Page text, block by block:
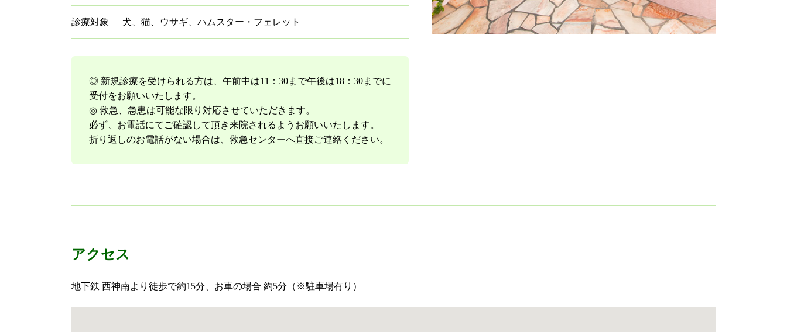
診療対象 犬、猫、ウサギ、ハムスター・フェレット
◎ 新規診療を受けられる方は、午前中は11：30まで午後は18：30までに
受付をお願いいたします。
◎ 救急、急患は可能な限り対応させていただきます。
必ず、お電話にてご確認して頂き来院されるようお願いいたします。
折り返しのお電話がない場合は、救急センターへ直接ご連絡ください。
アクセス
地下鉄 西神南より徒歩で約15分、お車の場合 約5分（※駐車場有り）